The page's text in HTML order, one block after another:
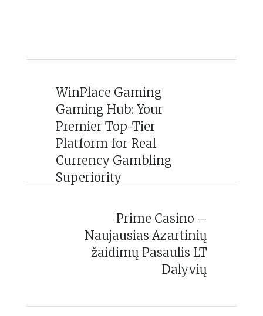
WinPlace Gaming
Gaming Hub: Your
Premier Top-Tier
Platform for Real
Currency Gambling
Superiority
Prime Casino –
Naujausias Azartinių
žaidimų Pasaulis LT
Dalyvių